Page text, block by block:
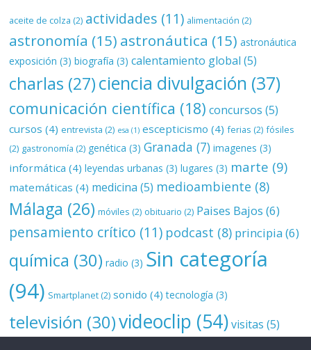
aceite de colza (2) actividades (11) alimentación (2)
astronomía (15) astronáutica (15) astronáutica
exposición (3) biografía (3) calentamiento global (5)
charlas (27)ciencia divulgación (37)
comunicación científica (18) concursos (5)
cursos (4) entrevista (2) esa (1) escepticismo (4) ferias (2) fósiles
(2) gastronomía (2) genética (3) Granada (7) imagenes (3)
informática (4) leyendas urbanas (3) lugares (3) marte (9)
matemáticas (4) medicina (5) medioambiente (8)
Málaga (26) móviles (2) obituario (2) Paises Bajos (6)
pensamiento crítico (11) podcast (8) principia(6)
química (30) radio (3) Sin categoría
(94) Smartplanet (2) sonido (4) tecnología (3)
televisión (30)videoclip (54) visitas (5)